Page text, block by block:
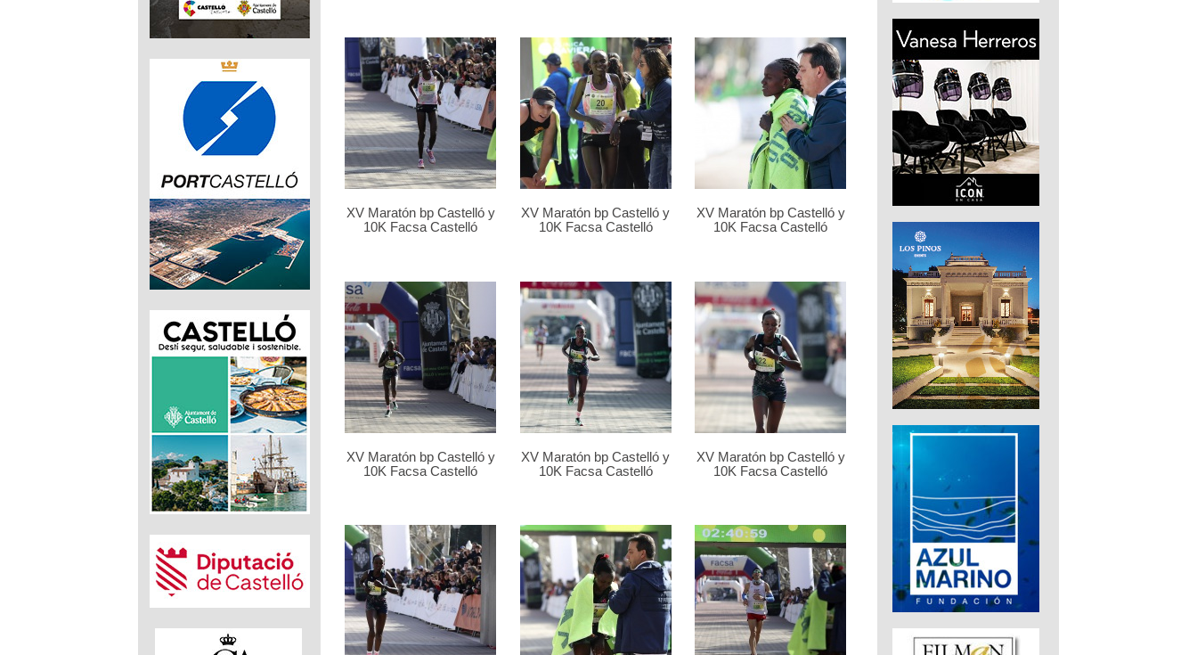
XV Maratón bp Castelló y
10K Facsa Castelló
XV Maratón bp Castelló y
10K Facsa Castelló
XV Maratón bp Castelló y
10K Facsa Castelló
XV Maratón bp Castelló y
10K Facsa Castelló
XV Maratón bp Castelló y
10K Facsa Castelló
XV Maratón bp Castelló y
10K Facsa Castelló